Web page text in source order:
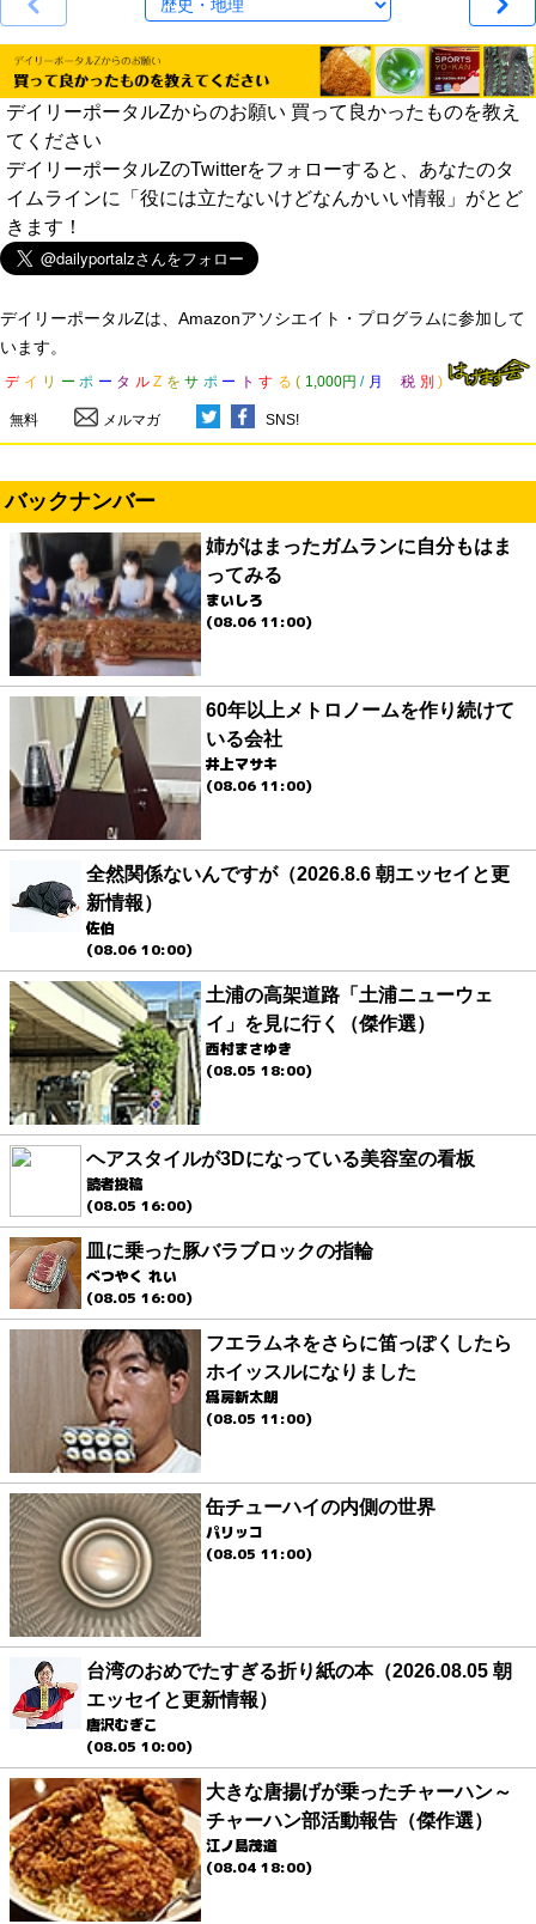
デイリーポータルZからのお願い 買って良かったものを教え
てください
デイリーポータルZのTwitterをフォローすると、あなたのタ
イムラインに「役には立たないけどなんかいい情報」がとど
きます！
デイリーポータルZは、Amazonアソシエイト・プログラムに参加して
います。
デ イ リ ー ポ ー タ ル Z を サ ポ ー ト す る ( 1,000円 / 月 税 別 )
無料 メルマガ SNS!
バックナンバー
姉がはまったガムランに自分もはま
ってみる
まいしろ
(08.06 11:00)
60年以上メトロノームを作り続けて
いる会社
井上マサキ
(08.06 11:00)
全然関係ないんですが（2026.8.6 朝エッセイと更
新情報）
佐伯
(08.06 10:00)
土浦の高架道路「土浦ニューウェ
イ」を見に行く（傑作選）
西村まさゆき
(08.05 18:00)
ヘアスタイルが3Dになっている美容室の看板
読者投稿
(08.05 16:00)
皿に乗った豚バラブロックの指輪
べつやく れい
(08.05 16:00)
フエラムネをさらに笛っぽくしたら
ホイッスルになりました
爲房新太朗
(08.05 11:00)
缶チューハイの内側の世界
パリッコ
(08.05 11:00)
台湾のおめでたすぎる折り紙の本（2026.08.05 朝
エッセイと更新情報）
唐沢むぎこ
(08.05 10:00)
大きな唐揚げが乗ったチャーハン～
チャーハン部活動報告（傑作選）
江ノ島茂道
(08.04 18:00)